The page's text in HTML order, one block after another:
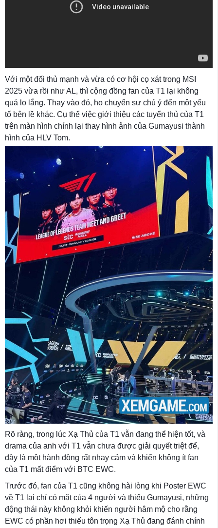
Với một đối thủ mạnh và vừa có cơ hội cọ xát trong MSI
2025 vừa rồi như AL, thì cộng đồng fan của T1 lại không
quá lo lắng. Thay vào đó, họ chuyển sự chú ý đến một yếu
tố bên lề khác. Cụ thể việc giới thiệu các tuyển thủ của T1
trên màn hình chính lại thay hình ảnh của Gumayusi thành
hình của HLV Tom.
Rõ ràng, trong lúc Xạ Thủ của T1 vẫn đang thể hiện tốt, và
drama của anh với T1 vẫn chưa được giải quyết triệt để,
đây là một hành động rất nhạy cảm và khiến không ít fan
của T1 mất điểm với BTC EWC.
Trước đó, fan của T1 cũng không hài lòng khi Poster EWC
về T1 lại chỉ có mặt của 4 người và thiếu Gumayusi, những
động thái này không khỏi khiến người hâm mộ cho rằng
EWC có phần hơi thiếu tôn trọng Xạ Thủ đang đánh chính